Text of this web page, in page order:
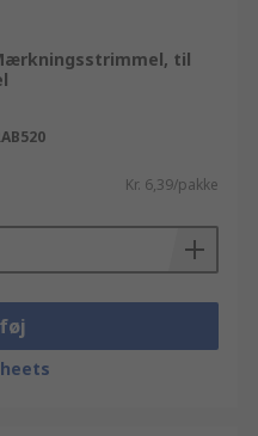
til
Kr. 6,39/pakke